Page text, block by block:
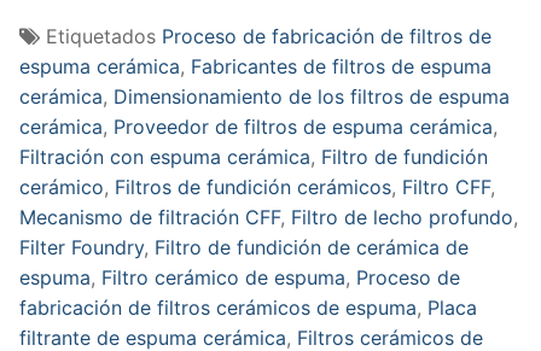
Etiquetados Proceso de fabricación de filtros de
espuma cerámica, Fabricantes de filtros de espuma
cerámica, Dimensionamiento de los filtros de espuma
cerámica, Proveedor de filtros de espuma cerámica,
Filtración con espuma cerámica, Filtro de fundición
cerámico, Filtros de fundición cerámicos, Filtro CFF,
Mecanismo de filtración CFF, Filtro de lecho profundo,
Filter Foundry, Filtro de fundición de cerámica de
espuma, Filtro cerámico de espuma, Proceso de
fabricación de filtros cerámicos de espuma, Placa
filtrante de espuma cerámica, Filtros cerámicos de